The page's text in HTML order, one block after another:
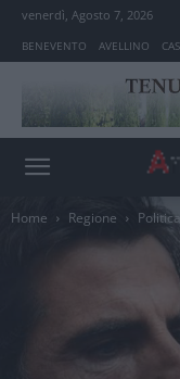
venerdì, Agosto 7, 2026
BENEVENTO AVELLINO
Home Regione